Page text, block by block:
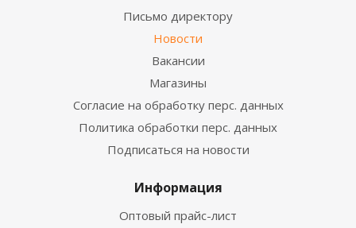
Письмо директору
Новости
Вакансии
Магазины
Согласие на обработку перс. данных
Политика обработки перс. данных
Подписаться на новости
Информация
Оптовый прайс-лист